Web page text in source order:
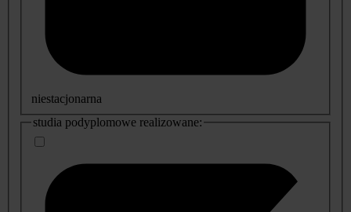
niestacjonarna
studia podyplomowe realizowane: